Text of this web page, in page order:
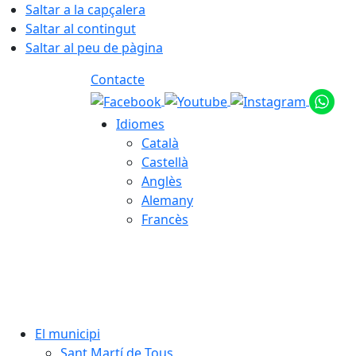
Saltar a la capçalera
Saltar al contingut
Saltar al peu de pàgina
Contacte
Idiomes
Català
Castellà
Anglès
Alemany
Francès
El municipi